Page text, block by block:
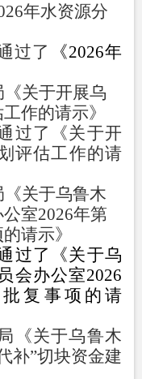
年水资源分
过了 《2026年
关于开展乌
作的请示》
过了 《关于开
评估工作的请
关于乌鲁木
室2026年第
请示》
过了《关于乌
会办公室2026
复事项的请
《关于乌鲁木
补”切块资金建